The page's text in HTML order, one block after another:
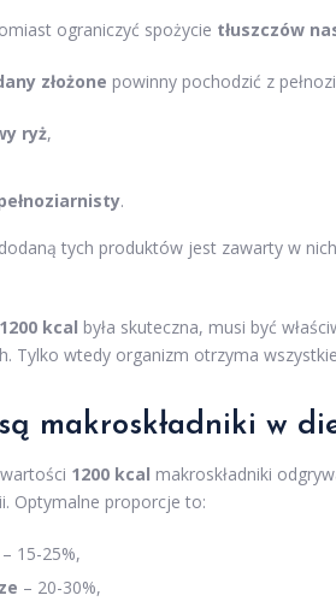
ograniczyć spożycie tłuszczów
złożone powinny pochodzić z
ryż,
.
tych produktów jest zawarty w nich
kcal była skuteczna, musi być
Tylko wtedy organizm otrzyma
makroskładniki w
1200 kcal makroskładniki
Optymalne proporcje to:
– 15-25%,
– 20-30%,